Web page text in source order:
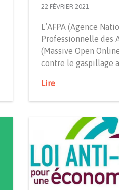
22 FÉVRIER 2021
L’AFPA (Agence
Professionnelle des
(Massive Open
contre le gaspillage
Lire